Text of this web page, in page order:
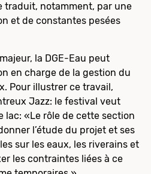
traduit, notamment, par une
et de constantes pesées
la DGE-Eau peut
en charge de la gestion du
Pour illustrer ce travail,
Jazz: le festival veut
lac: «Le rôle de cette section
l’étude du projet et ses
sur les eaux, les riverains et
les contraintes liées à ce